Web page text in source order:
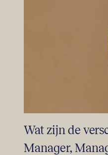
Wat zijn de
Manager,